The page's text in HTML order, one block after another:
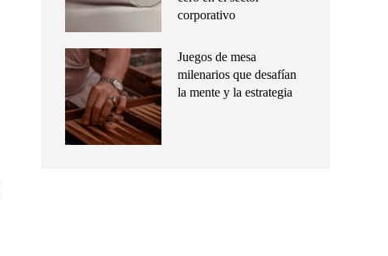
corporativo
Juegos de mesa
milenarios que desafían
la mente y la estrategia